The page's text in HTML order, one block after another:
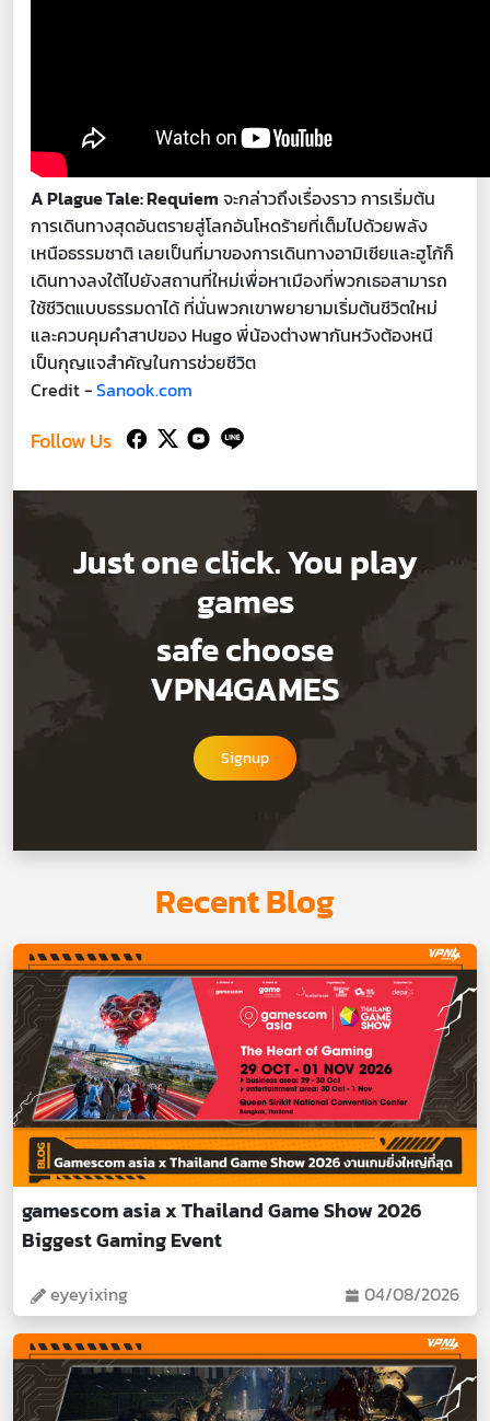
A Plague Tale: Requiem จะกล่าวถึงเรื่องราว การเริ่มต้น
การเดินทางสุดอันตรายสู่โลกอันโหดร้ายที่เต็มไปด้วยพลัง
เหนือธรรมชาติ เลยเป็นที่มาของการเดินทางอามิเซียและฮูโก้ก็
เดินทางลงใต้ไปยังสถานที่ใหม่เพื่อหาเมืองที่พวกเธอสามารถ
ใช้ชีวิตแบบธรรมดาได้ ที่นั่นพวกเขาพยายามเริ่มต้นชีวิตใหม่
และควบคุมคำสาปของ Hugo พี่น้องต่างพากันหวังต้องหนี
เป็นกุญแจสำคัญในการช่วยชีวิต
Credit -Sanook.com
Follow Us
Just one click. You play
games
safe choose
VPN4GAMES
Signup
Recent Blog
gamescom asia x Thailand Game Show 2026
Biggest Gaming Event
eyeyixing 04/08/2026